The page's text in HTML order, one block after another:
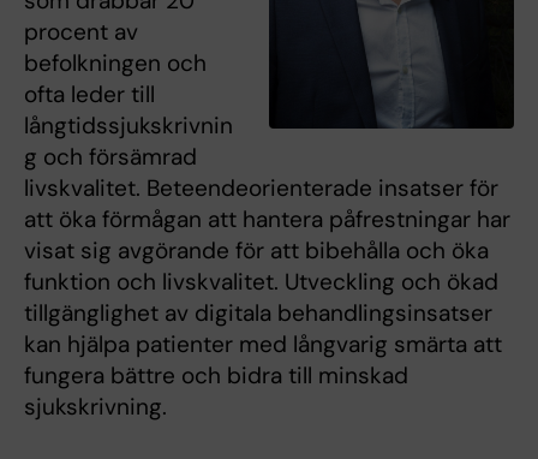
procent av
befolkningen och
ofta leder till
långtidssjukskrivnin
g och försämrad
livskvalitet. Beteendeorienterade insatser för
att öka förmågan att hantera påfrestningar har
visat sig avgörande för att bibehålla och öka
funktion och livskvalitet. Utveckling och ökad
tillgänglighet av digitala behandlingsinsatser
kan hjälpa patienter med långvarig smärta att
fungera bättre och bidra till minskad
sjukskrivning.